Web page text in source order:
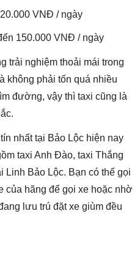
VNĐ / ngày
150.000 VNĐ / ngày
trải nghiệm thoải mái trong
không phải tốn quá nhiều
đường, vậy thì taxi cũng là
nhất tại Bảo Lộc hiện nay
taxi Anh Đào, taxi Thắng
Linh Bảo Lộc. Bạn có thể gọi
của hãng để gọi xe hoặc nhờ
lưu trú đặt xe giùm đều